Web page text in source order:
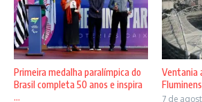
Primeira medalha paralímpica do
Brasil completa 50 anos e inspira
...
Ventania
7 de